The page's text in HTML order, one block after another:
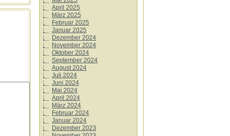
April 2025
März 2025
Februar 2025
Januar 2025
Dezember 2024
November 2024
Oktober 2024
September 2024
August 2024
Juli 2024
Juni 2024
Mai 2024
April 2024
März 2024
Februar 2024
Januar 2024
Dezember 2023